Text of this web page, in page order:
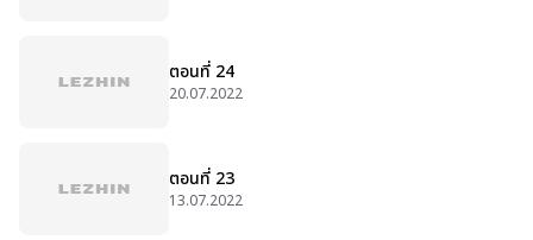
ตอนที่ 24
20.07.2022
ตอนที่ 23
13.07.2022